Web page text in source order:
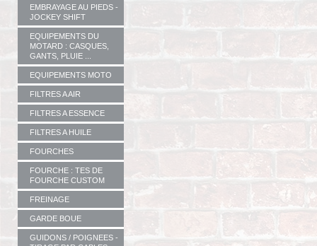
EMBRAYAGE AU PIEDS -
JOCKEY SHIFT
EQUIPEMENTS DU
MOTARD : CASQUES,
GANTS, PLUIE ...
EQUIPEMENTS MOTO
FILTRES A AIR
FILTRES A ESSENCE
FILTRES A HUILE
FOURCHES
FOURCHE : TES DE
FOURCHE CUSTOM
FREINAGE
GARDE BOUE
GUIDONS / POIGNEES -